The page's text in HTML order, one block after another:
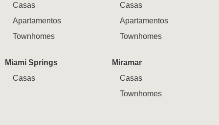
Casas
Apartamentos
Townhomes
Casas
Apartamentos
Townhomes
Miami Springs
Casas
Miramar
Casas
Townhomes